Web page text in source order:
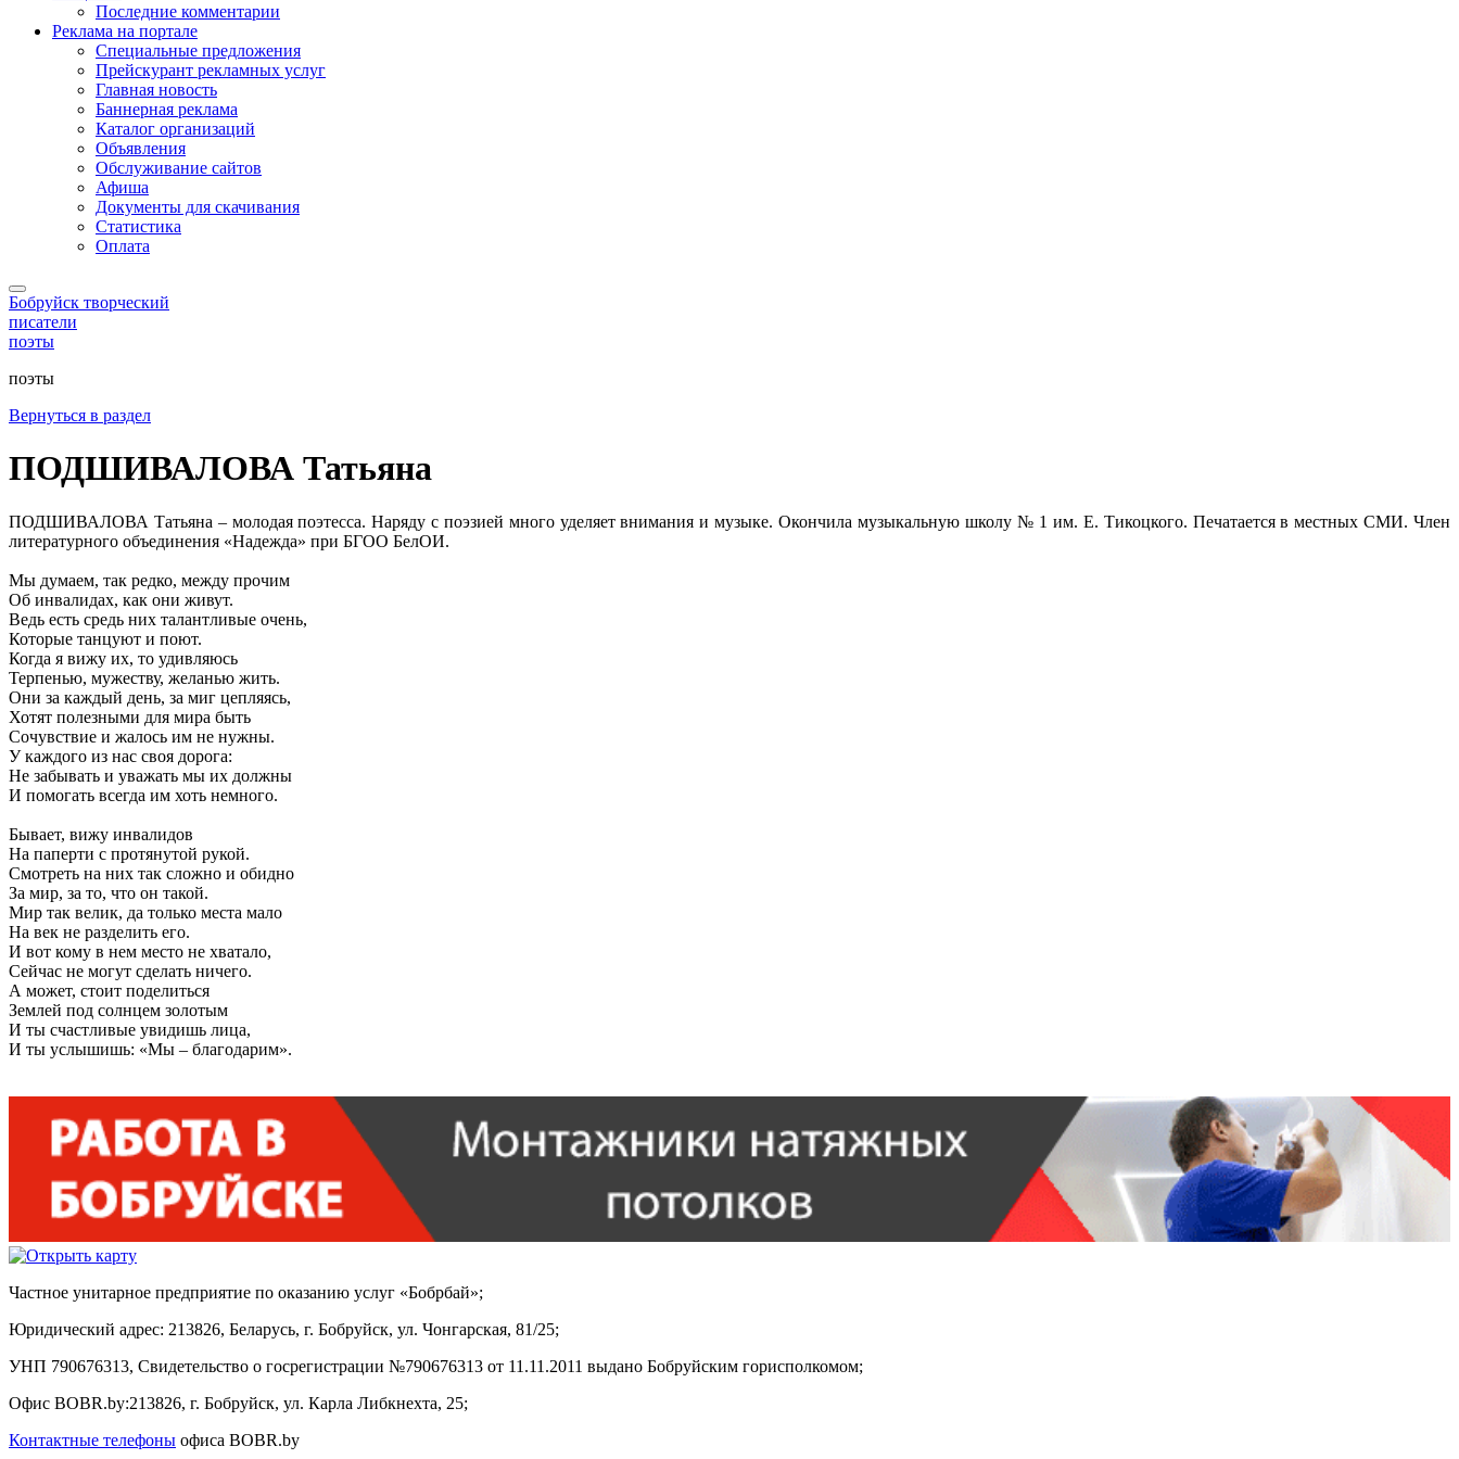
Последние комментарии
Реклама на портале
Специальные предложения
Прейскурант рекламных услуг
Главная новость
Баннерная реклама
Каталог организаций
Объявления
Обслуживание сайтов
Афиша
Документы для скачивания
Статистика
Оплата
Бобруйск творческий
писатели
поэты
поэты
Вернуться в раздел
ПОДШИВАЛОВА Татьяна
ПОДШИВАЛОВА Татьяна – молодая поэтесса. Наряду с поэзией много уделяет внимания и музыке. Окончила музыкальную школу № 1 им. Е. Тикоцкого. Печатается в местных СМИ. Член
литературного объединения «Надежда» при БГОО БелОИ.
Мы думаем, так редко, между прочим
Об инвалидах, как они живут.
Ведь есть средь них талантливые очень,
Которые танцуют и поют.
Когда я вижу их, то удивляюсь
Терпенью, мужеству, желанью жить.
Они за каждый день, за миг цепляясь,
Хотят полезными для мира быть
Сочувствие и жалось им не нужны.
У каждого из нас своя дорога:
Не забывать и уважать мы их должны
И помогать всегда им хоть немного.
Бывает, вижу инвалидов
На паперти с протянутой рукой.
Смотреть на них так сложно и обидно
За мир, за то, что он такой.
Мир так велик, да только места мало
На век не разделить его.
И вот кому в нем место не хватало,
Сейчас не могут сделать ничего.
А может, стоит поделиться
Землей под солнцем золотым
И ты счастливые увидишь лица,
И ты услышишь: «Мы – благодарим».
Частное унитарное предприятие по оказанию услуг «Бобрбай»;
Юридический адрес: 213826, Беларусь, г. Бобруйск, ул. Чонгарская, 81/25;
УНП 790676313, Свидетельство о госрегистрации №790676313 от 11.11.2011 выдано Бобруйским горисполкомом;
Офис BOBR.by:213826, г. Бобруйск, ул. Карла Либкнехта, 25;
Контактные телефоны офиса BOBR.by